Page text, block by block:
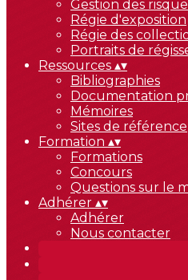
Gestion des
Régie d'exposition
Régie des
Portraits de
Ressources ▴▾
Bibliographies
Documentation
Mémoires
Sites de référence
Formation ▴▾
Formations
Concours
Questions sur le
Adhérer ▴▾
Adhérer
Nous contacter